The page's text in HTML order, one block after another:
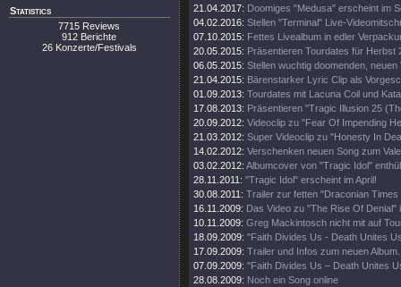
Statistics
7715 Reviews
912 Berichte
26 Konzerte/Festivals
21.04.2017: Doomiges "Medusa" erscheint im
04.02.2016: Stellen "Terminal" Live-
07.10.2015: Fettes Livealbum in edler
20.05.2015: Präsentieren Tourdates für Herbst
06.05.2015: Stellen wuchtig doomenden, neuen
21.04.2015: Bärenstarker Lyric Clip als
01.09.2013: Tourdates mit Lacuna Coil und
17.08.2013: Präsentieren "Tragic Illusion 25
20.09.2012: Videoclip zu "Fear Of Impending
21.03.2012: Super Videoclip zu "Honesty In
14.02.2012: Verschenken neuen Song zum
03.02.2012: Albumcover von "Tragic Idol"
28.11.2011: "Tragic Idol" erscheint im April!
30.08.2011: Trailer zur fetten "Draconian Times
16.11.2009: Das Video zu "The Rise Of Denial"
10.11.2009: Greg Mackintosch nicht mit auf
18.09.2009: "Faith Divides Us - Death Unites
17.09.2009: Trailer und Infos zum neuen Album.
07.09.2009: "Faith Divides Us – Death Unites
28.08.2009: Noch ein Song online